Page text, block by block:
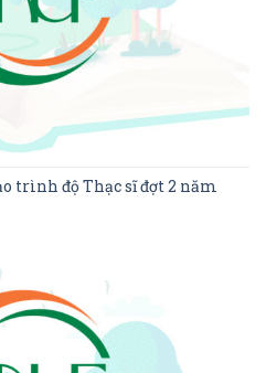
trình độ Thạc sĩ đợt 2 năm